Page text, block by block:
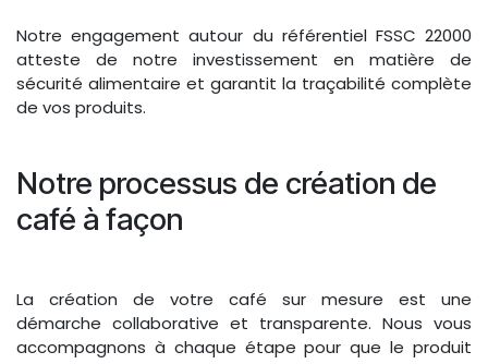
Notre engagement autour du référentiel FSSC 22000
atteste de notre investissement en matière de
sécurité alimentaire et garantit la traçabilité complète
de vos produits.
Notre processus de création de
café à façon
La création de votre café sur mesure est une
démarche collaborative et transparente. Nous vous
accompagnons à chaque étape pour que le produit